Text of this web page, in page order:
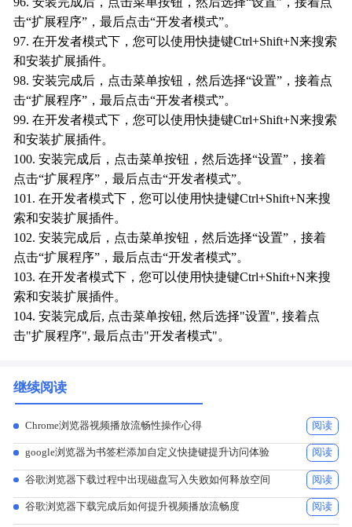
击“扩展程序”，最后点击“开发者模式”。
97. 在开发者模式下，您可以使用快捷键Ctrl+Shift+N来搜索
和安装扩展插件。
98. 安装完成后，点击菜单按钮，然后选择“设置”，接着点
击“扩展程序”，最后点击“开发者模式”。
99. 在开发者模式下，您可以使用快捷键Ctrl+Shift+N来搜索
和安装扩展插件。
100. 安装完成后，点击菜单按钮，然后选择“设置”，接着
点击“扩展程序”，最后点击“开发者模式”。
101. 在开发者模式下，您可以使用快捷键Ctrl+Shift+N来搜
索和安装扩展插件。
102. 安装完成后，点击菜单按钮，然后选择“设置”，接着
点击“扩展程序”，最后点击“开发者模式”。
103. 在开发者模式下，您可以使用快捷键Ctrl+Shift+N来搜
索和安装扩展插件。
104. 安装完成后, 点击菜单按钮, 然后选择"设置", 接着点
击"扩展程序", 最后点击"开发者模式"。
继续阅读
Chrome浏览器视频播放流畅性操作心得 阅读
google浏览器为书签栏添加自定义快捷键提升访问体验 阅读
谷歌浏览器下载过程中出现磁盘写入失败如何释放空间 阅读
谷歌浏览器下载完成后如何提升视频播放流畅度 阅读